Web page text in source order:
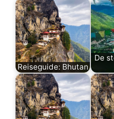
Reiseguide: Bhutan
De